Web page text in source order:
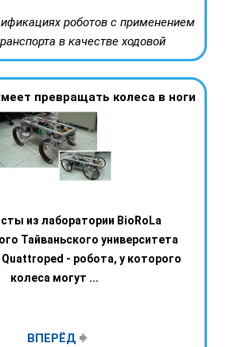
роботов с применением
в качестве ходовой
превращать колеса в ноги
из лаборатории BioRoLa
Тайваньского университета
- робота, у которого
колеса могут ...
ВПЕРЁД